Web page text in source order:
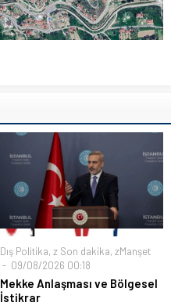
Dış Politika, z Son dakika, zManşet
09/08/2026 00:18
Mekke Anlaşması ve Bölgesel
İstikrar